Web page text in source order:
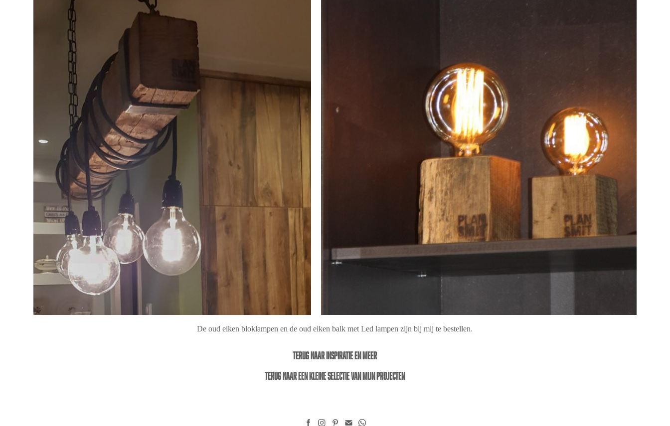
De oud eiken bloklampen en de oud eiken balk met Led lampen zijn bij mij te bestellen​​​​​​​.
Terug naar inspiratie en meer
Terug naar een kleine selectie van mijn projecten